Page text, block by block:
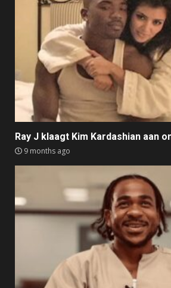
Ray J klaagt Kim Kardashian aan
9 months ago